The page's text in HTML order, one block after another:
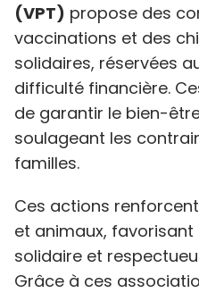
(VPT) propose des
vaccinations et des
solidaires, réservées
difficulté financière.
de garantir le bien-
soulageant les
familles.
Ces actions
et animaux, favorisant
solidaire et
Grâce à ces